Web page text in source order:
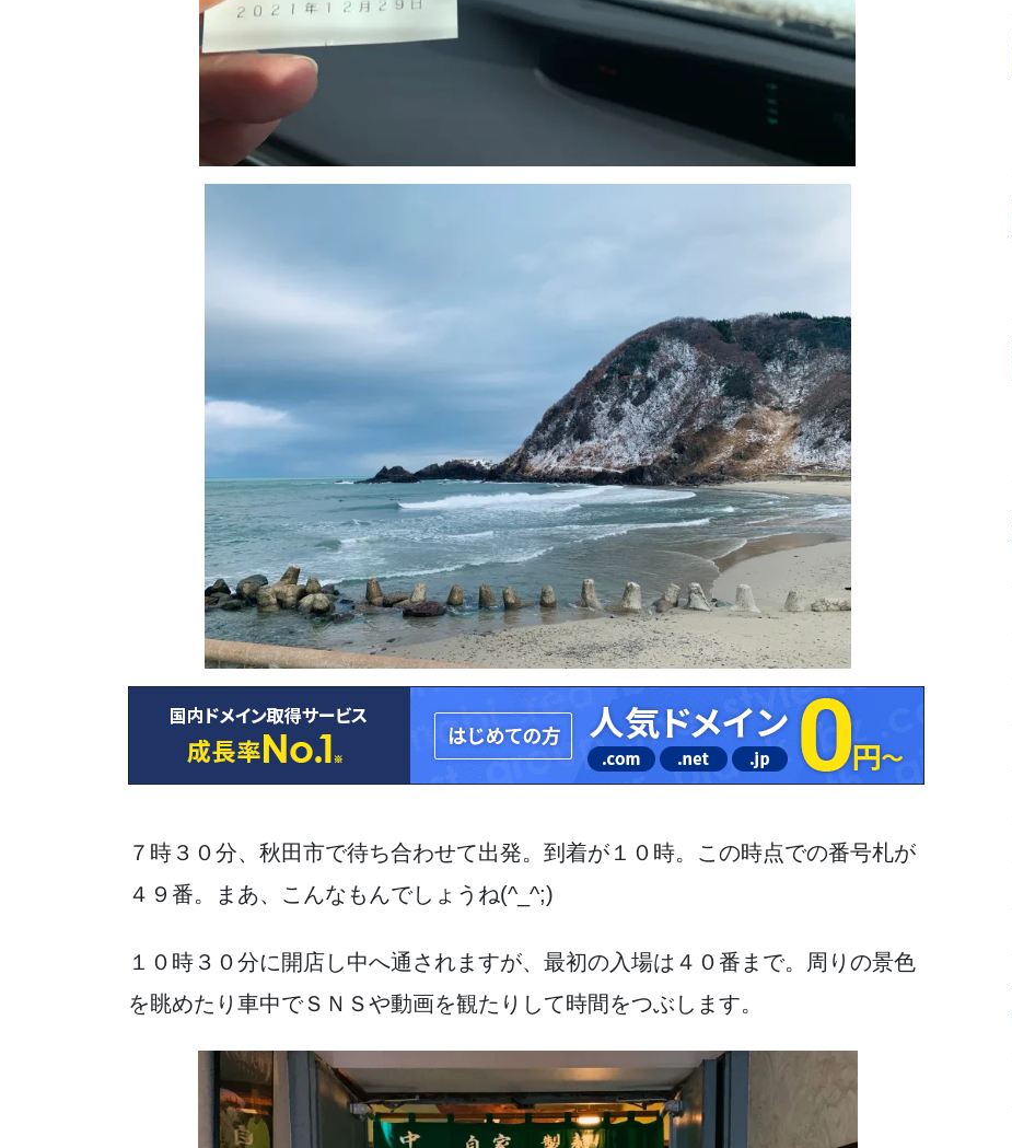
７時３０分、秋田市で待ち合わせて出発。到着が１０時。この時点での番号札が
４９番。まあ、こんなもんでしょうね(^_^;)
１０時３０分に開店し中へ通されますが、最初の入場は４０番まで。周りの景色
を眺めたり車中でＳＮＳや動画を観たりして時間をつぶします。